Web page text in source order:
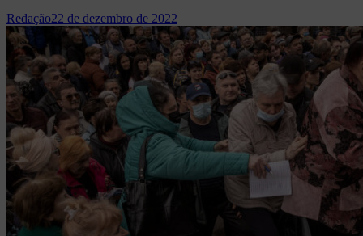
Redação22 de dezembro de 2022